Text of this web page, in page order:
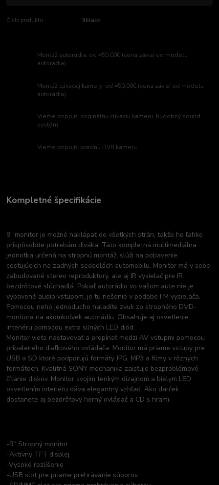
Číslo produktu: 9black
Montáž autorádia: od =50,00€ (cena závisí od modelu
autorádia)
Montáž cúvacej kamery: od =50,00€ (cena závisí od modelu
autorádia)
Vieme pripojiť: originálnu cúvaciu kameru, hudobný sound
systém
Vieme pripojiť: prednú DVR kameru
Kompletné špecifikácie
9“ monitor je možné naklápať do všetkých strán, takže ho ľahko
prispôsobíte potrebám diváka. Táto kompletná multimediálna
jednotka určená na stropnú montáž, slúži na pobavenie
cestujúcich na zadných sedadlách automobilu. Monitor má v sebe
zabudované stereo reproduktory, ale aj IR vysielač pre IR
bezdrôtové slúchadlá. Pokiaľ autorádio vo vašom aute nie je
vybavené audio vstupom, je tu riešenie v podobe FM vysielača.
Pomocou neho jednoducho naladíte zvuk zo stropného DVD-
monitora na akomkoľvek autorádiu. Obsahuje aj osvetlenie
interiéru pomocou extra silných LED diód.
Monitor viete nastavovať a prepínať medzi AV vstupmi pomocou
pribaleného diaľkového ovládača. Monitor má priame vstupy pre
USB a SD ktoré podporujú formáty JPG, MP3 a filmy v rôznych
formátoch. Kvalitná SONY mechanika zaisťuje bezproblémové
čítanie diskov. Monitor svojim tenkým dizajnom a bielym LED
osvetlením interiéru dáva elegantný vzhľad. Ako darček
dostanete aj bezdrôtový herný ovládač a CD s hrami.
-9" Stropný monitor
-Aktívny TFT displej
-Vysoké rozlíšenie
-USB slot pre priame prehrávanie súborov